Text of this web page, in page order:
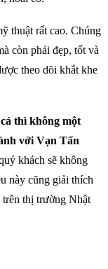
thuật rất cao. Chúng
còn phải đẹp, tốt và
theo dõi khắt khe
thì không một
với Vạn Tấn
khách sẽ không
này cũng giải thích
thị trường Nhật